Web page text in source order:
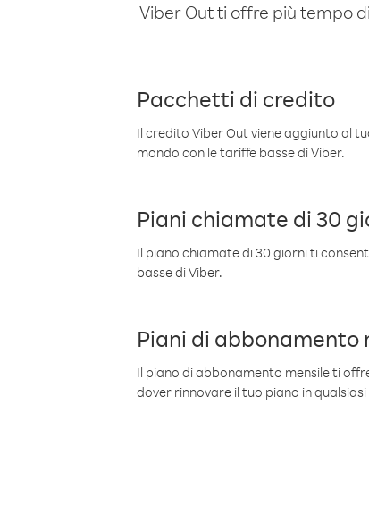
Viber Out ti offre più tempo
Pacchetti di credito
Il credito Viber Out viene aggiunto al
mondo con le tariffe basse di Viber.
Piani chiamate di 30
Il piano chiamate di 30 giorni ti
basse di Viber.
Piani di abbonamento
Il piano di abbonamento mensile ti
dover rinnovare il tuo piano in